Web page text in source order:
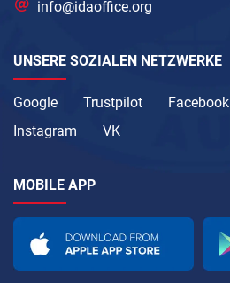
info@idaoffice.org
UNSERE SOZIALEN NETZWERKE
Google Trustpilot Facebook
Instagram
VK
MOBILE APP